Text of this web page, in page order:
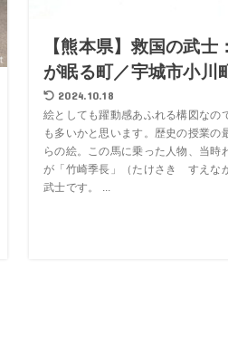
【熊本県】救国の武士
が眠る町／宇城市小川
2024.10.18
絵としても躍動感あふれる構図なの
も多いかと思います。歴史の授業の
らの絵。この馬に乗った人物、当時
が「竹崎季長」（たけさき すえな
武士です。 ...